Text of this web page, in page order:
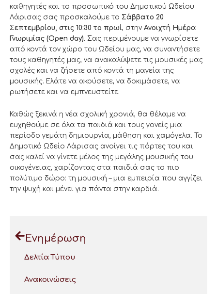
καθηγητές και το προσωπικό του Δημοτικού Ωδείου
Λάρισας σας προσκαλούμε το Σάββατο 20
Σεπτεμβρίου, στις 10:30 το πρωί, στην Ανοιχτή Ημέρα
Γνωριμίας (Open day). Σας περιμένουμε να γνωρίσετε
από κοντά τον χώρο του Ωδείου μας, να συναντήσετε
τους καθηγητές μας, να ανακαλύψετε τις μουσικές μας
σχολές και να ζήσετε από κοντά τη μαγεία της
μουσικής. Ελάτε να ακούσετε, να δοκιμάσετε, να
ρωτήσετε και να εμπνευστείτε.
Καθώς ξεκινά η νέα σχολική χρονιά, θα θέλαμε να
ευχηθούμε σε όλα τα παιδιά και τους γονείς μια
περίοδο γεμάτη δημιουργία, μάθηση και χαμόγελα. Το
Δημοτικό Ωδείο Λάρισας ανοίγει τις πόρτες του και
σας καλεί να γίνετε μέλος της μεγάλης μουσικής του
οικογένειας, χαρίζοντας στα παιδιά σας το πιο
πολύτιμο δώρο: τη μουσική – μια εμπειρία που αγγίζει
την ψυχή και μένει για πάντα στην καρδιά.
Ενημέρωση
Δελτία Τύπου
Ανακοινώσεις